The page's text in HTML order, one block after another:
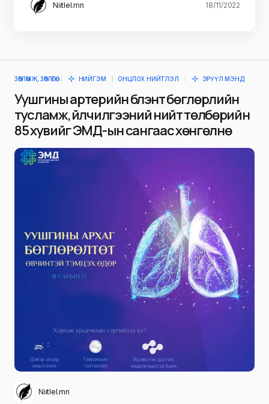
Niitlel.mn 18/11/2022
ЗӨВЛӨМЖ, ЗӨВЛӨГӨӨ НИЙГЭМ ОНЦЛОХ НИЙТЛЭЛ ЭРҮҮЛ МЭНД
Уушгины артерийн бүлэнт бөглөрлийн
тусламж, үйлчилгээний нийт төлбөрийн
85 хувийг ЭМД-ын сангаас хөнгөлнө
Niitlel.mn